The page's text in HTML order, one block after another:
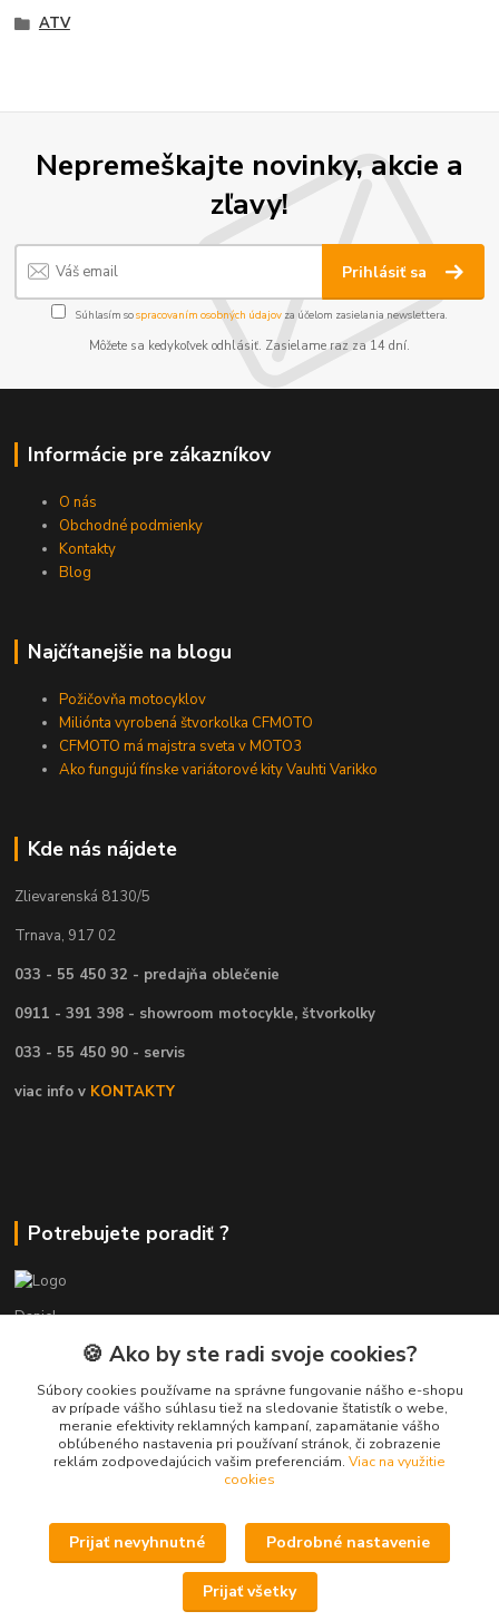
ATV
Nepremeškajte novinky, akcie a
zľavy!
Prihlásiť sa
Súhlasím sospracovaním osobných údajov za účelom zasielania newslettera.
Môžete sa kedykoľvek odhlásiť. Zasielame raz za 14 dní.
Informácie pre zákazníkov
O nás
Obchodné podmienky
Kontakty
Blog
Najčítanejšie na blogu
Požičovňa motocyklov
Miliónta vyrobená štvorkolka CFMOTO
CFMOTO má majstra sveta v MOTO3
Ako fungujú fínske variátorové kity Vauhti Varikko
Kde nás nájdete
Zlievarenská 8130/5
Trnava, 917 02
033 - 55 450 32 - predajňa oblečenie
0911 - 391 398 - showroom motocykle, štvorkolky
033 - 55 450 90 - servis
viac info v KONTAKTY
Potrebujete poradiť ?
Daniel
+421 911 391 398
(Po-Pia, 8.30-17.00 hod.)
predaj@atv-shop.sk
Upravit sběr cookies.
🍪 Ako by ste radi svoje cookies?
Súbory cookies používame na správne fungovanie nášho e-shopu
av prípade vášho súhlasu tiež na sledovanie štatistík o webe,
meranie efektivity reklamných kampaní, zapamätanie vášho
obľúbeného nastavenia pri používaní stránok, či zobrazenie
reklám zodpovedajúcich vašim preferenciám. Viac na využitie
cookies
Prijať nevyhnutné Podrobné nastavenie
Prijať všetky